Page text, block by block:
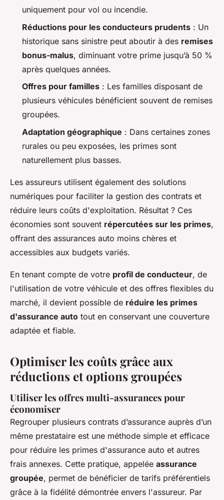
uniquement pour vol ou incendie.
Réductions pour les conducteurs prudents : Un
historique sans sinistre peut aboutir à des remises
bonus-malus, diminuant votre prime jusqu’à 50 %
après quelques années.
Offres pour familles : Les familles disposant de
plusieurs véhicules bénéficient souvent de remises
groupées.
Adaptation géographique : Dans certaines zones
rurales ou peu exposées, les primes sont
naturellement plus basses.
Les assureurs utilisent également des solutions
numériques pour faciliter la gestion des contrats et
réduire leurs coûts d'exploitation. Résultat ? Ces
économies sont souvent répercutées sur les primes,
offrant des assurances auto moins chères et
accessibles aux budgets variés.
En tenant compte de votre profil de conducteur, de
l'utilisation de votre véhicule et des offres flexibles du
marché, il devient possible de réduire les primes
d'assurance auto tout en conservant une couverture
adaptée et fiable.
Optimiser les coûts grâce aux
réductions et options groupées
Utiliser les offres multi-assurances pour
économiser
Regrouper plusieurs contrats d’assurance auprès d’un
même prestataire est une méthode simple et efficace
pour réduire les primes d'assurance auto et autres
frais annexes. Cette pratique, appelée assurance
groupée, permet de bénéficier de tarifs préférentiels
grâce à la fidélité démontrée envers l'assureur. Par